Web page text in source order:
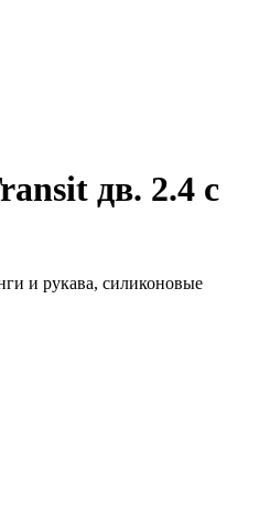
дв. 2.4 с